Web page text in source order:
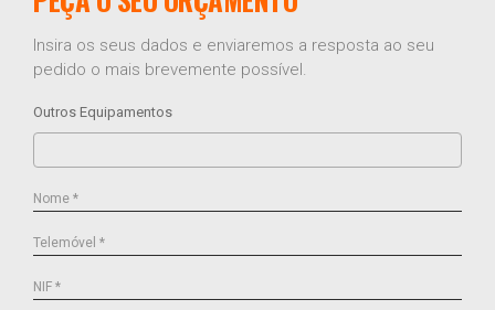
Insira os seus dados e enviaremos a resposta ao seu
pedido o mais brevemente possível.
Outros Equipamentos
Nome *
Telemóvel *
NIF *